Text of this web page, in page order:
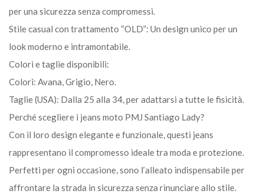
per una sicurezza senza compromessi.
Stile casual con trattamento “OLD”: Un design unico per un
look moderno e intramontabile.
Colori e taglie disponibili:
Colori: Avana, Grigio, Nero.
Taglie (USA): Dalla 25 alla 34, per adattarsi a tutte le fisicità.
Perché scegliere i jeans moto PMJ Santiago Lady?
Con il loro design elegante e funzionale, questi jeans
rappresentano il compromesso ideale tra moda e protezione.
Perfetti per ogni occasione, sono l’alleato indispensabile per
affrontare la strada in sicurezza senza rinunciare allo stile.